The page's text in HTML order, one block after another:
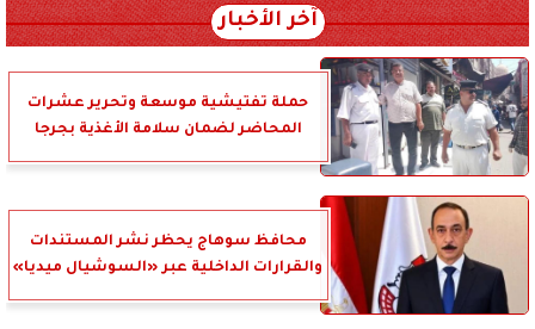
آخر الأخبار
حملة تفتيشية موسعة وتحرير عشرات
المحاضر لضمان سلامة الأغذية بجرجا
محافظ سوهاج يحظر نشر المستندات
والقرارات الداخلية عبر «السوشيال ميديا»